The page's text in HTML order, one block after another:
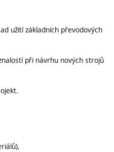
užití základních převodových
při návrhu nových strojů